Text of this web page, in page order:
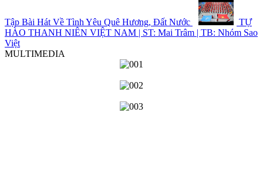
Tập Bài Hát Về Tình Yêu Quê Hương, Đất Nước
TỰ
HÀO THANH NIÊN VIỆT NAM | ST: Mai Trâm | TB: Nhóm Sao
Việt
MULTIMEDIA